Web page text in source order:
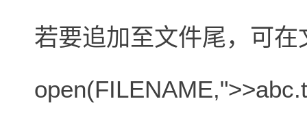
若要追加至文件尾，可